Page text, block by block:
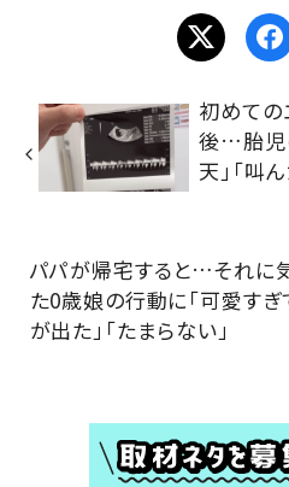
初めて
後…胎児
天」「叫ん
パパが帰宅すると…それに
た0歳娘の行動に「可愛すぎ
が出た」「たまらない」